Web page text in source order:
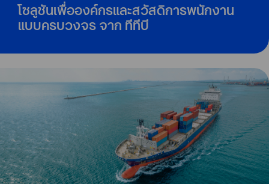
โซลูชันเพื่อองค์กรและสวัสดิการพนักงาน
แบบครบวงจร จาก ทีทีบี